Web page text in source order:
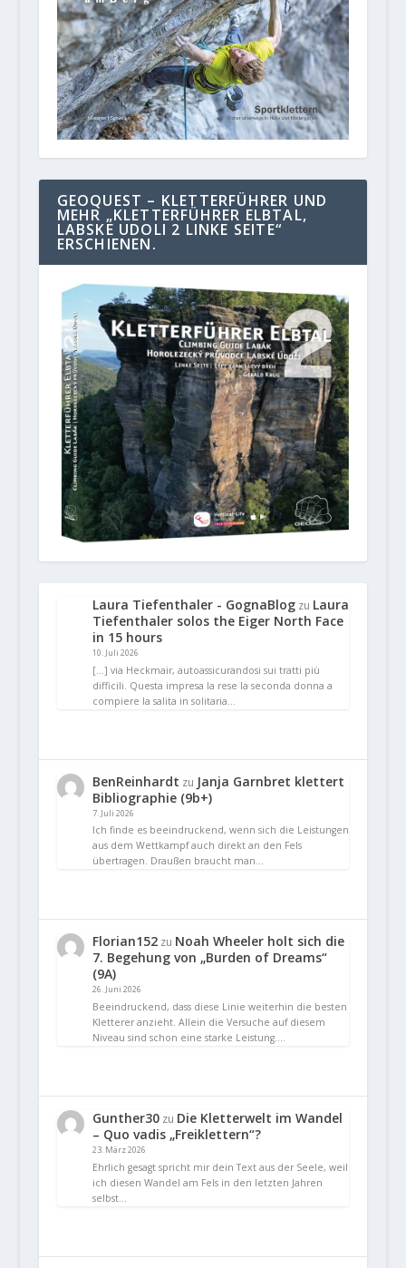
GEOQUEST – KLETTERFÜHRER UND
MEHR „KLETTERFÜHRER ELBTAL,
LABSKE UDOLI 2 LINKE SEITE“
ERSCHIENEN.
Laura Tiefenthaler - GognaBlogzu Laura
Tiefenthaler solos the Eiger North Face
in 15 hours
10. Juli 2026
[…] via Heckmair, autoassicurandosi sui tratti più
difficili. Questa impresa la rese la seconda donna a
compiere la salita in solitaria…
BenReinhardt zu Janja Garnbret klettert
Bibliographie (9b+)
7. Juli 2026
Ich finde es beeindruckend, wenn sich die Leistungen
aus dem Wettkampf auch direkt an den Fels
übertragen. Draußen braucht man…
Florian152zu Noah Wheeler holt sich die
7. Begehung von „Burden of Dreams“
(9A)
26. Juni 2026
Beeindruckend, dass diese Linie weiterhin die besten
Kletterer anzieht. Allein die Versuche auf diesem
Niveau sind schon eine starke Leistung.…
Gunther30zu Die Kletterwelt im Wandel
– Quo vadis „Freiklettern“?
23. März 2026
Ehrlich gesagt spricht mir dein Text aus der Seele, weil
ich diesen Wandel am Fels in den letzten Jahren
selbst…